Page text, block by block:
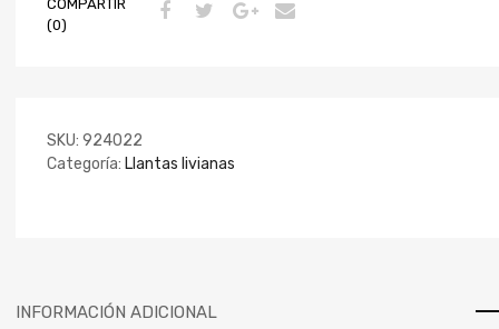
COMPARTIR
(0)
SKU: 924022
Categoría: Llantas livianas
INFORMACIÓN ADICIONAL